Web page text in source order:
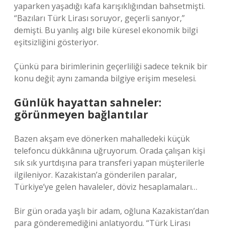
yaparken yaşadığı kafa karışıklığından bahsetmişti.
“Bazıları Türk Lirası soruyor, geçerli sanıyor,”
demişti. Bu yanlış algı bile küresel ekonomik bilgi
eşitsizliğini gösteriyor.
Çünkü para birimlerinin geçerliliği sadece teknik bir
konu değil; aynı zamanda bilgiye erişim meselesi.
Günlük hayattan sahneler:
görünmeyen bağlantılar
Bazen akşam eve dönerken mahalledeki küçük
telefoncu dükkânına uğruyorum. Orada çalışan kişi
sık sık yurtdışına para transferi yapan müşterilerle
ilgileniyor. Kazakistan’a gönderilen paralar,
Türkiye’ye gelen havaleler, döviz hesaplamaları…
Bir gün orada yaşlı bir adam, oğluna Kazakistan’dan
para gönderemediğini anlatıyordu. “Türk Lirası